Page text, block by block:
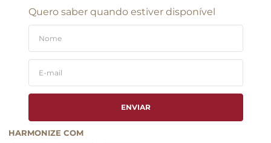
Quero saber quando estiver disponível
ENVIAR
HARMONIZE COM